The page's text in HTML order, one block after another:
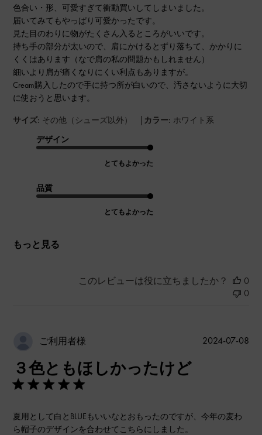
色合い・形、可愛すぎて衝動買いしてしまいました。
届いてみてもやっぱり可愛かったです。
見た目のわりに物がたくさん入るところがいいです。
持ち手の部分が太いので、肩にかけるとずり落ちて、かかりに
くくはあります（なで肩の私の問題かもしれません）
細いより肩が痛くなりにくい利点もありますが。
Cream購入したので手に持つ所が白いので、汚さないように大切
に使おうと思います。
サイズ: その他（シューズ以外） | カラー: ホワイト系
デザイン
とてもよかった
品質
とてもよかった
もっと見る
このレビューは役に立ちましたか？
0
0
ご利用者様
３色ともほしかったけど
夏用として白とBLUEもいいなとおもったのですが、今年の麦わ
ら帽子のデザインを合わせてこちらにしました。
公
2024-07-08